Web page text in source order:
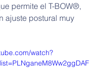
permite el T-BOW®,
ajuste postural muy
watch?